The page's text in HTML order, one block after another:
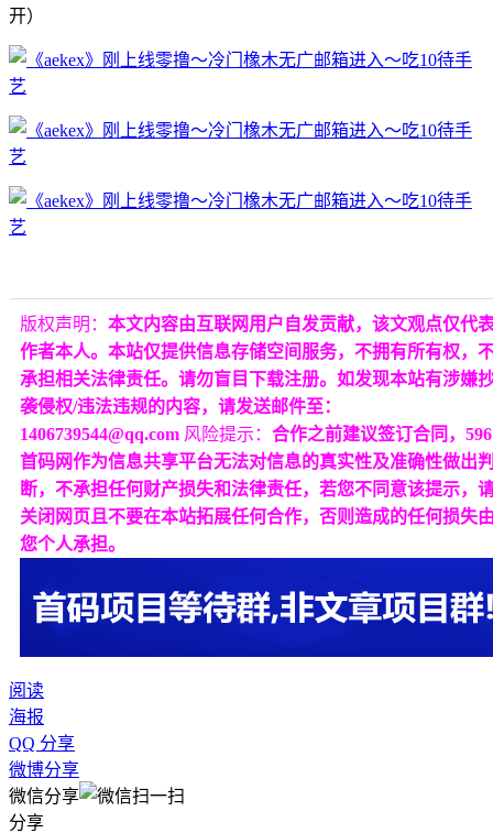
开）
版权声明： 本文内容由互联网用户自发贡献，该文观点仅代
作者本人。本站仅提供信息存储空间服务，不拥有所有权，
承担相关法律责任。请勿盲目下载注册。如发现本站有涉嫌
袭侵权/违法违规的内容，请发送邮件至：
1406739544@qq.com 风险提示： 合作之前建议签订合同，596
首码网作为信息共享平台无法对信息的真实性及准确性做出
断，不承担任何财产损失和法律责任，若您不同意该提示，
关闭网页且不要在本站拓展任何合作，否则造成的任何损失
您个人承担。
阅读
海报
QQ 分享
微博分享
微信分享
分享